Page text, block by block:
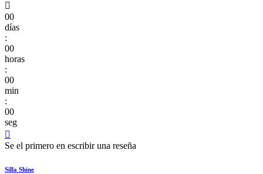

00
días
:
00
horas
:
00
min
:
00
seg

Se el primero en escribir una reseña
Silla Shine